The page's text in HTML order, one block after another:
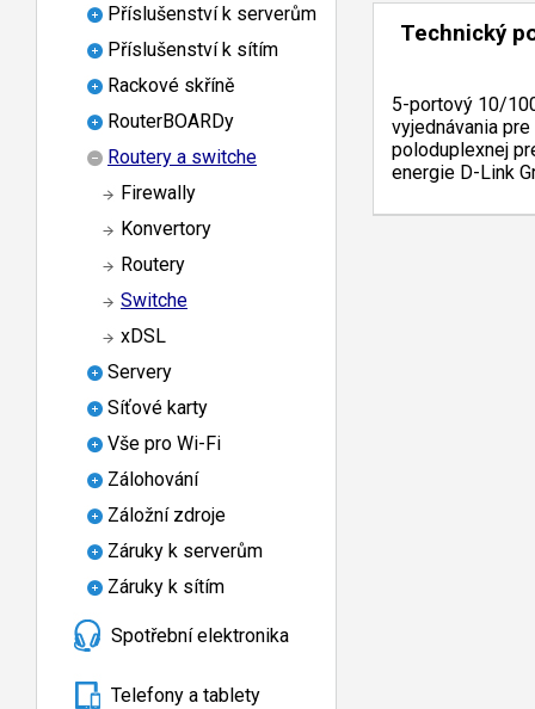
Příslušenství k serverům
Příslušenství k sítím
Rackové skříně
RouterBOARDy
Routery a switche
Firewally
Konvertory
Routery
Switche
xDSL
Servery
Síťové karty
Vše pro Wi-Fi
Zálohování
Záložní zdroje
Záruky k serverům
Záruky k sítím
Spotřební elektronika
Telefony a tablety
Technický
5-portový 10/
vyjednávania
poloduplexnej
energie D-Link